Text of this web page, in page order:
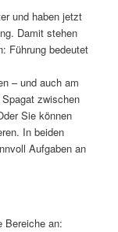
und haben jetzt
Damit stehen
Führung bedeutet
– und auch am
zwischen
Sie können
In beiden
Aufgaben an
Bereiche an: